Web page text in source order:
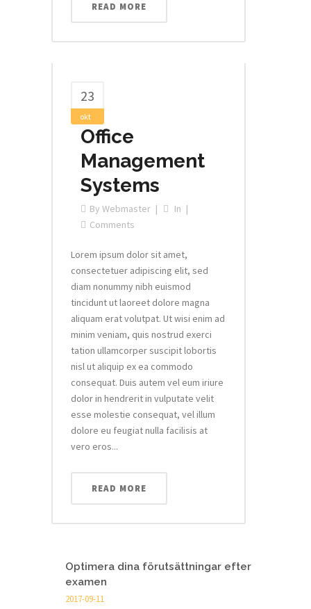
READ MORE
23
okt
Office
Management
Systems
By Webmaster
In
Comments
Lorem ipsum dolor sit amet,
consectetuer adipiscing elit, sed
diam nonummy nibh euismod
tincidunt ut laoreet dolore magna
aliquam erat volutpat. Ut wisi enim ad
minim veniam, quis nostrud exerci
tation ullamcorper suscipit lobortis
nisl ut aliquip ex ea commodo
consequat. Duis autem vel eum iriure
dolor in hendrerit in vulputate velit
esse molestie consequat, vel illum
dolore eu feugiat nulla facilisis at
vero eros...
READ MORE
Optimera dina förutsättningar efter
examen
2017-09-11